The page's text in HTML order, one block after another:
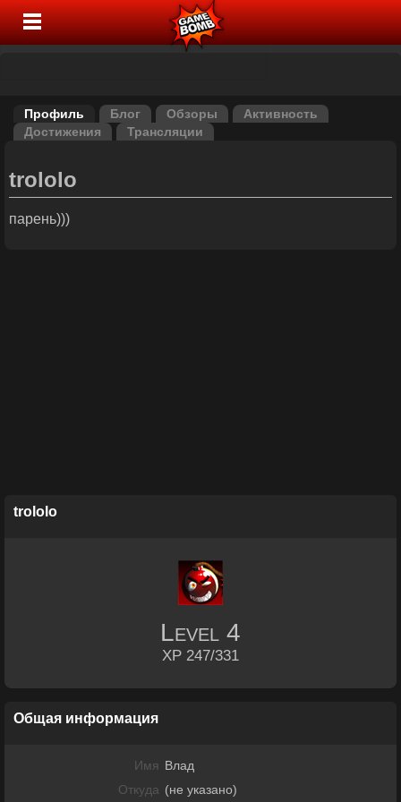
Профиль Блог Обзоры
Активность
Достижения
Трансляции
trololo
парень)))
trololo
Level 4
XP 247/331
Общая информация
Имя Влад
Откуда (не указано)